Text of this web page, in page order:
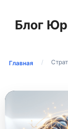
содержимому
Блог
Главная /